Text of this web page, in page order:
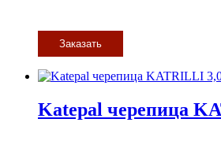
Заказать
Katepal черепица